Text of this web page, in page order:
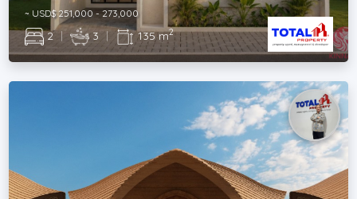
~ USD$ 251,000 - 273,000
2 | 3 | 135 m2